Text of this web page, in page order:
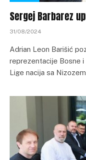
Sergej Barbarez
31/08/2024
Adrian Leon Barišić
reprezentacije Bosne
Lige nacija sa